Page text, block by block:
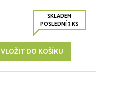
SKLADEM
POSLEDNÍ 3 KS
VLOŽIT DO KOŠÍKU